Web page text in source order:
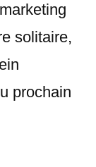
solitaire,
prochain